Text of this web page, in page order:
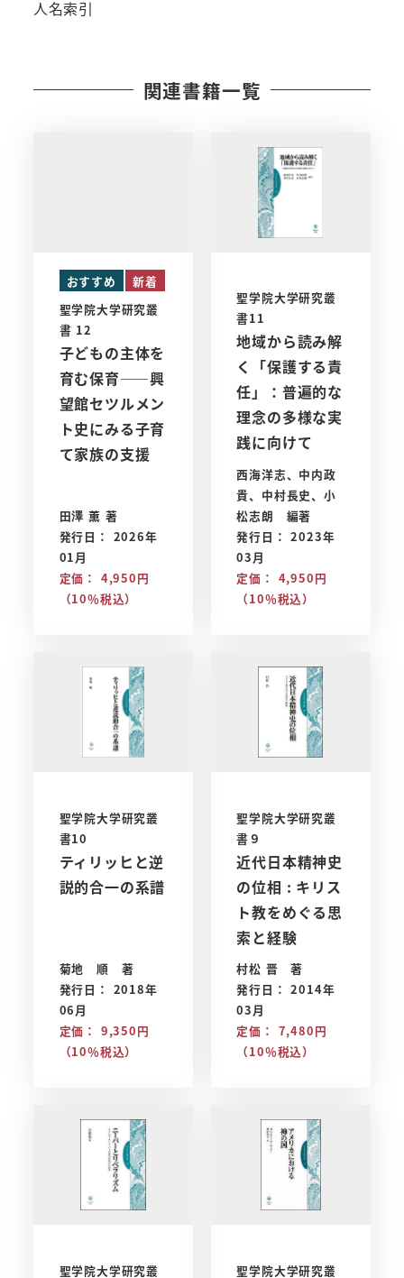
人名索引
関連書籍一覧
おすすめ
新着
聖学院大学研究叢
書 12
子どもの主体を
育む保育――興
望館セツルメン
ト史にみる子育
て家族の支援
田澤 薫 著
発行日： 2026年
01月
定価： 4,950円
（10％税込）
聖学院大学研究叢
書11
地域から読み解
く「保護する責
任」：普遍的な
理念の多様な実
践に向けて
西海洋志、中内政
貴、中村長史、小
松志朗 編著
発行日： 2023年
03月
定価： 4,950円
（10％税込）
聖学院大学研究叢
書10
ティリッヒと逆
説的合一の系譜
菊地 順 著
発行日： 2018年
06月
定価： 9,350円
（10％税込）
聖学院大学研究叢
書９
近代日本精神史
の位相 : キリス
ト教をめぐる思
索と経験
村松 晋 著
発行日： 2014年
03月
定価： 7,480円
（10％税込）
聖学院大学研究叢
聖学院大学研究叢